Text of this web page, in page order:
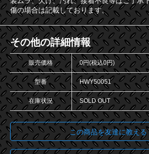
傷の場合は記載しております。
その他の詳細情報
販売価格 0円(税込0円)
型番 HWY50051
在庫状況 SOLD OUT
この商品を友達に教える